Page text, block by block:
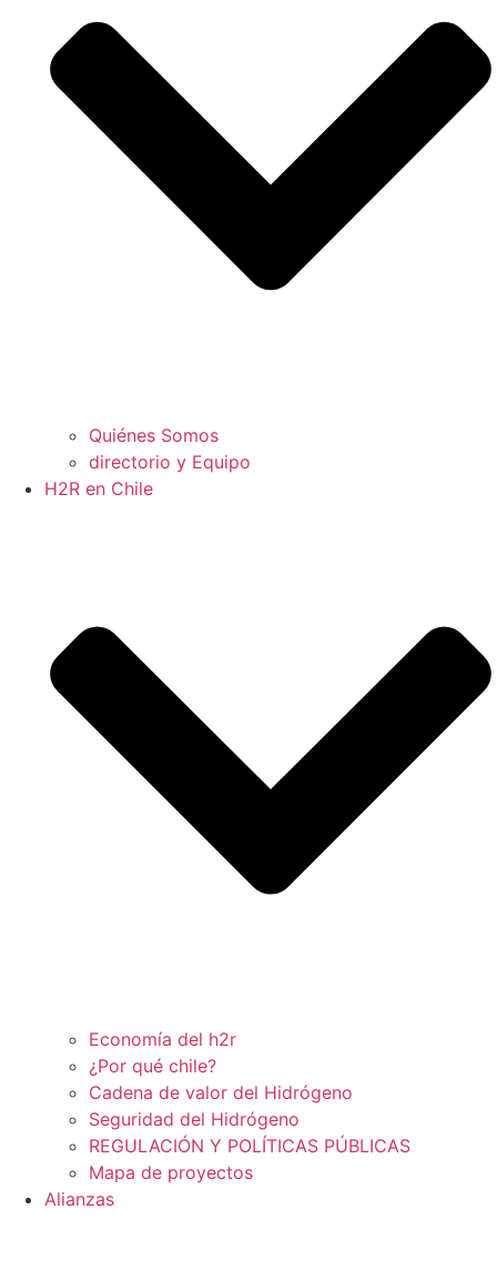
Quiénes Somos
directorio y Equipo
H2R en Chile
Economía del h2r
¿Por qué chile?
Cadena de valor del Hidrógeno
Seguridad del Hidrógeno
REGULACIÓN Y POLÍTICAS PÚBLICAS
Mapa de proyectos
Alianzas